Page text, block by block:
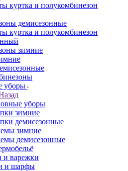
куртка и полукомбинезон
демисезонные
куртка и полукомбинезон
зимние
уборы
уборы
зимние
демисезонные
зимние
демисезонные
и варежки
и шарфы